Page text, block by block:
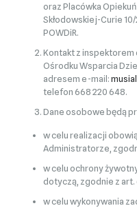
oraz Placówka
Skłodowskiej-Curie
POWDiR.
Kontakt z inspektorem
Ośrodku Wsparcia
adresem e-mail:
telefon 668 220 648.
Dane osobowe będą
w celu realizacji
Administratorze,
w celu ochrony
dotyczą, zgodnie z art.
w celu wykonywania